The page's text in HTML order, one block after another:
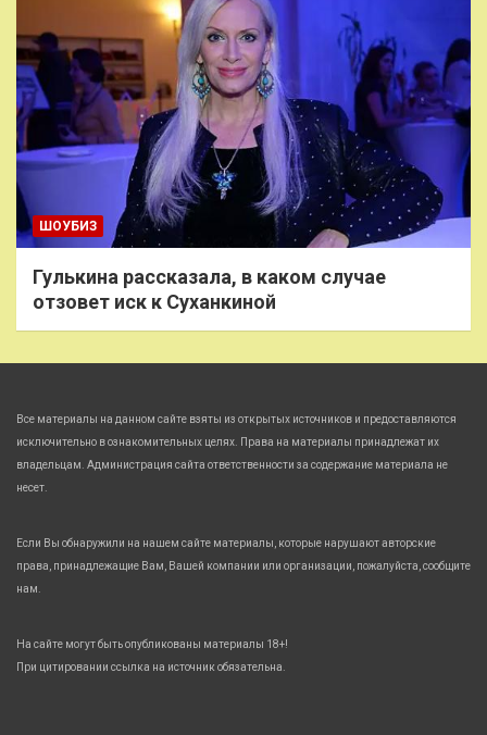
ШОУБИЗ
Гулькина рассказала, в каком случае
отзовет иск к Суханкиной
Все материалы на данном сайте взяты из открытых источников и предоставляются
исключительно в ознакомительных целях. Права на материалы принадлежат их
владельцам. Администрация сайта ответственности за содержание материала не
несет.
Если Вы обнаружили на нашем сайте материалы, которые нарушают авторские
права, принадлежащие Вам, Вашей компании или организации, пожалуйста, сообщите
нам.
На сайте могут быть опубликованы материалы 18+!
При цитировании ссылка на источник обязательна.